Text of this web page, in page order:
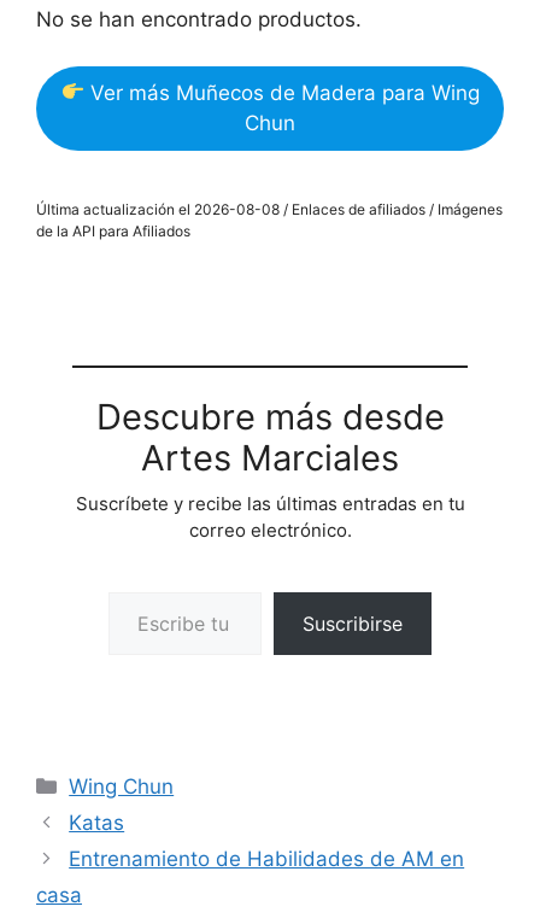
No se han encontrado productos.
Ver más Muñecos de Madera para Wing
Chun
Última actualización el 2026-08-08 / Enlaces de afiliados / Imágenes
de la API para Afiliados
Descubre más desde
Artes Marciales
Suscríbete y recibe las últimas entradas en tu
correo electrónico.
Suscribirse
Categorías
Wing Chun
Katas
Entrenamiento de Habilidades de AM en
casa